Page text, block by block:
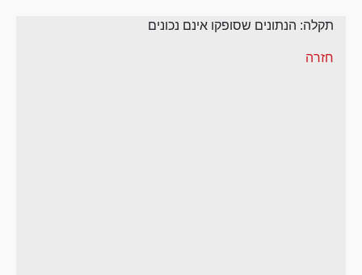
תקלה: הנתונים שסופקו אינם נכונים
חזרה